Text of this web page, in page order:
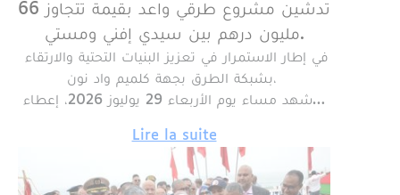
تدشين مشروع طرقي واعد بقيمة تتجاوز 66
مليون درهم بين سيدي إفني ومستي.
بشبكة الطرق بجهة كلميم واد نون،
شهد مساء يوم الأربعاء 29 يوليوز 2026، إعطاء…
Lire la suite